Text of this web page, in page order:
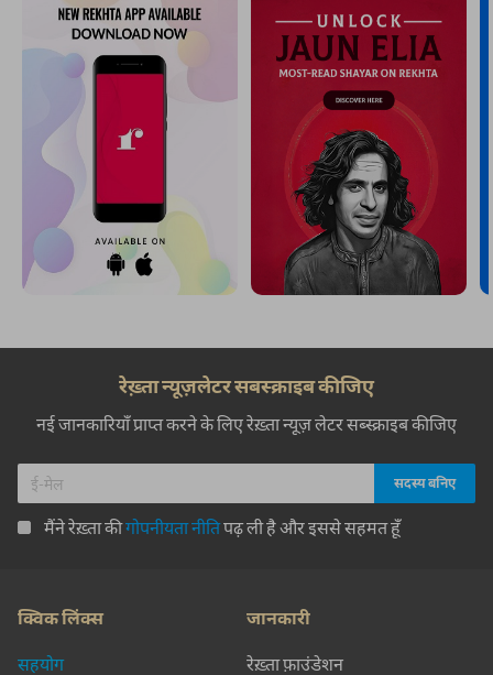
रेख़्ता न्यूज़लेटर सबस्क्राइब कीजिए
नई जानकारियाँ प्राप्त करने के लिए रेख़्ता न्यूज़ लेटर सब्स्क्राइब कीजिए
मैंने रेख़्ता कीगोपनीयता नीतिपढ़ ली है और इससे सहमत हूँ
क्विक लिंक्स
सहयोग
जानकारी
रेख़्ता फ़ाउंडेशन